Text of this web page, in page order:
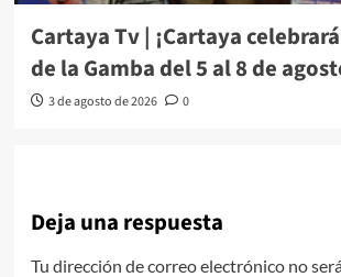
Cartaya Tv | ¡Cartaya
de la Gamba del 5 al 8 de
3 de agosto de 2026 0
Deja una respuesta
Tu dirección de correo electrónico no